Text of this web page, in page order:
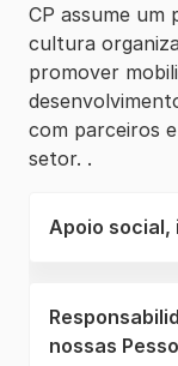
CP assume um
cultura
promover
com parceiros
setor. .
Apoio social,
nossas